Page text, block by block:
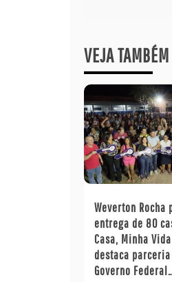
Post
VEJA TAMBÉM
Weverton
entrega de 80
Casa, Minha
destaca
Governo